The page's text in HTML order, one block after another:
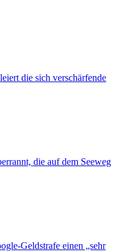
die sich verschärfende
die auf dem Seeweg
Geldstrafe einen „sehr